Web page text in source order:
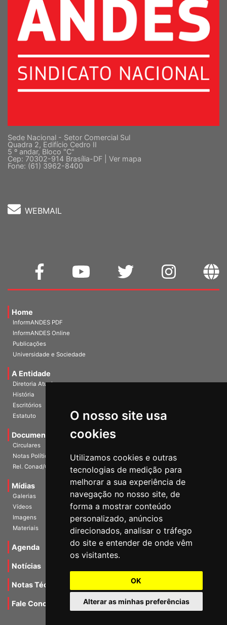
O nosso site usa
cookies
Utilizamos cookies e outras
tecnologias de medição para
melhorar a sua experiência de
navegação no nosso site, de
forma a mostrar conteúdo
personalizado, anúncios
direcionados, analisar o tráfego
do site e entender de onde vêm
os visitantes.
OK
Alterar as minhas preferências
Sede Nacional - Setor Comercial Sul
Quadra 2, Edifício Cedro II
5 º andar, Bloco "C"
Cep: 70302-914 Brasília-DF | Ver mapa
Fone: (61) 3962-8400
WEBMAIL
Home
InformANDES PDF
InformANDES Online
Publicações
Universidade e Sociedade
A Entidade
Diretoria Atual
História
Escritórios
Estatuto
Documentos
Circulares
Notas Políticas
Rel. Conad/Congresso
Mídias
Galerias
Vídeos
Imagens
Materiais
Agenda
Notícias
Notas Técnicas
Fale Conocsco